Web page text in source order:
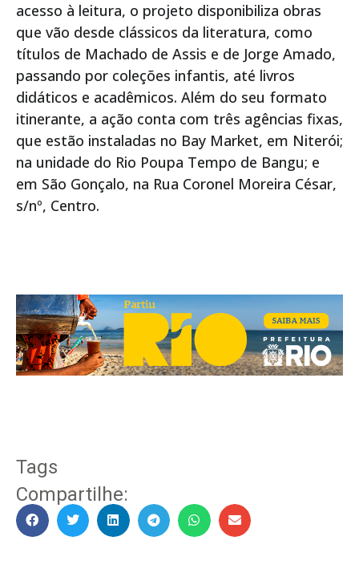
acesso à leitura, o projeto disponibiliza obras
que vão desde clássicos da literatura, como
títulos de Machado de Assis e de Jorge Amado,
passando por coleções infantis, até livros
didáticos e acadêmicos. Além do seu formato
itinerante, a ação conta com três agências fixas,
que estão instaladas no Bay Market, em Niterói;
na unidade do Rio Poupa Tempo de Bangu; e
em São Gonçalo, na Rua Coronel Moreira César,
s/nº, Centro.
Tags
Compartilhe: